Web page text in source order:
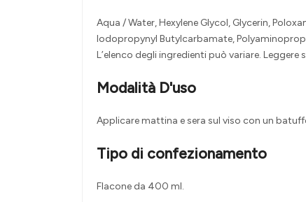
Aqua / Water, Hexylene Glycol, Glycerin,
Iodopropynyl Butylcarbamate,
L’elenco degli ingredienti può variare.
Modalità D'uso
Applicare mattina e sera sul viso con un
Tipo di confezionamento
Flacone da 400 ml.